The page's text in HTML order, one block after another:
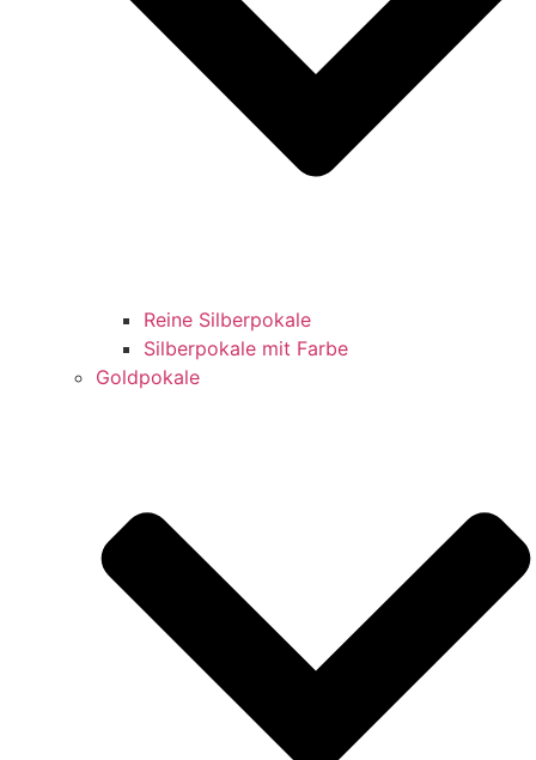
Reine Silberpokale
Silberpokale mit Farbe
Goldpokale